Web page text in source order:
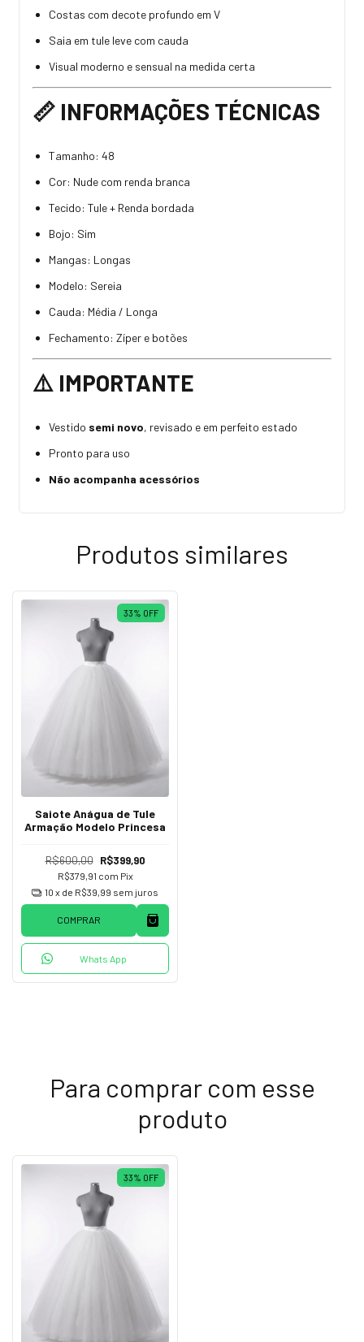
Costas com decote profundo em V
Saia em tule leve com cauda
Visual moderno e sensual na medida certa
📏 INFORMAÇÕES TÉCNICAS
Tamanho: 48
Cor: Nude com renda branca
Tecido: Tule + Renda bordada
Bojo: Sim
Mangas: Longas
Modelo: Sereia
Cauda: Média / Longa
Fechamento: Zíper e botões
⚠️ IMPORTANTE
Vestido semi novo, revisado e em perfeito estado
Pronto para uso
Não acompanha acessórios
Produtos similares
33% OFF
Saiote Anágua de Tule
Armação Modelo Princesa
R$600,00 R$399,90
R$379,91 com Pix
10 x de R$39,99 sem juros
COMPRAR
Whats App
Para comprar com esse
produto
33% OFF